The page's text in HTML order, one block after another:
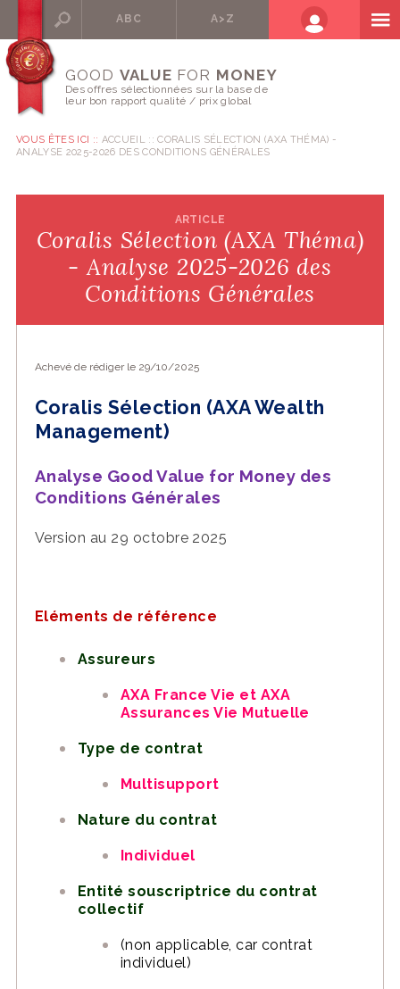
ABC A>Z
GOOD VALUE FOR MONEY
Des offres sélectionnées sur la base de
leur bon rapport qualité / prix global
VOUS ÊTES ICI :: ACCUEIL
CORALIS SÉLECTION (AXA THÉMA) -
ANALYSE 2025-2026 DES CONDITIONS GÉNÉRALES
ARTICLE
Coralis Sélection (AXA Théma)
- Analyse 2025-2026 des
Conditions Générales
Achevé de rédiger le 29/10/2025
Coralis Sélection (AXA Wealth
Management)
Analyse Good Value for Money des
Conditions Générales
Version au 29 octobre 2025
Eléments de référence
Assureurs
AXA France Vie et AXA
Assurances Vie Mutuelle
Type de contrat
Multisupport
Nature du contrat
Individuel
Entité souscriptrice du contrat
collectif
(non applicable, car contrat
individuel)